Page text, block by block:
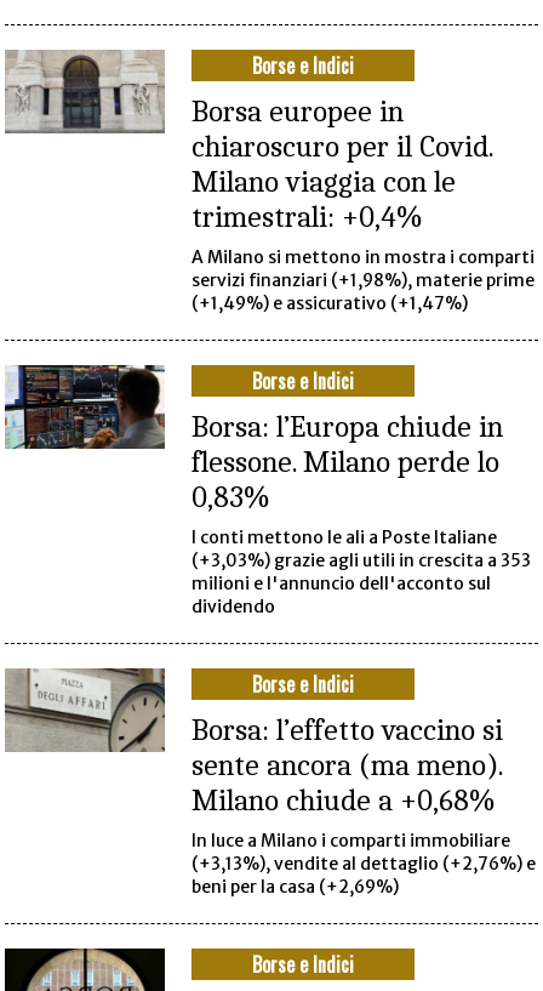
Borse e Indici
Borsa europee in
chiaroscuro per il Covid.
Milano viaggia con le
trimestrali: +0,4%
A Milano si mettono in mostra i comparti
servizi finanziari (+1,98%), materie prime
(+1,49%) e assicurativo (+1,47%)
Borse e Indici
Borsa: l’Europa chiude in
flessone. Milano perde lo
0,83%
I conti mettono le ali a Poste Italiane
(+3,03%) grazie agli utili in crescita a 353
milioni e l'annuncio dell'acconto sul
dividendo
Borse e Indici
Borsa: l’effetto vaccino si
sente ancora (ma meno).
Milano chiude a +0,68%
In luce a Milano i comparti immobiliare
(+3,13%), vendite al dettaglio (+2,76%) e
beni per la casa (+2,69%)
Borse e Indici